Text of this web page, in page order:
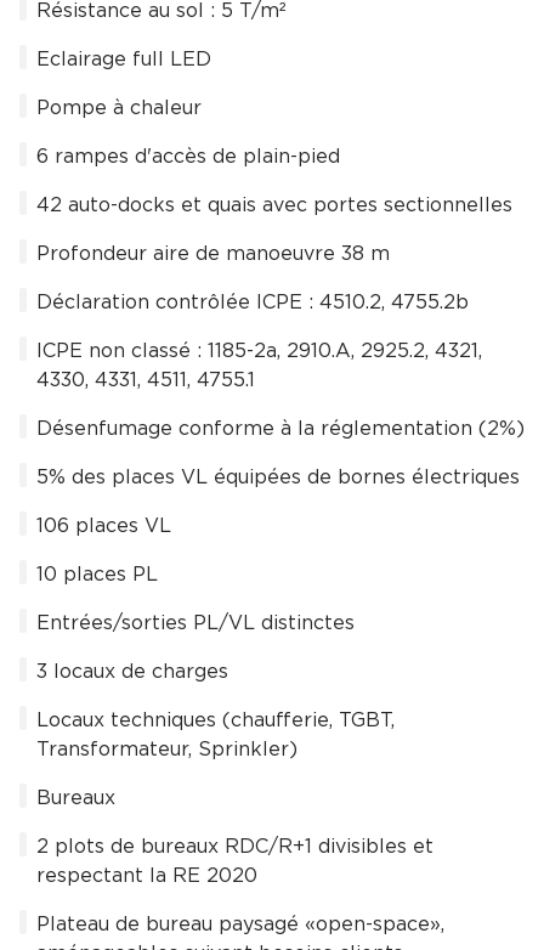
Résistance au sol : 5 T/m²
Eclairage full LED
Pompe à chaleur
6 rampes d'accès de plain-pied
42 auto-docks et quais avec portes sectionnelles
Profondeur aire de manoeuvre 38 m
Déclaration contrôlée ICPE : 4510.2, 4755.2b
ICPE non classé : 1185-2a, 2910.A, 2925.2, 4321,
4330, 4331, 4511, 4755.1
Désenfumage conforme à la réglementation (2%)
5% des places VL équipées de bornes électriques
106 places VL
10 places PL
Entrées/sorties PL/VL distinctes
3 locaux de charges
Locaux techniques (chaufferie, TGBT,
Transformateur, Sprinkler)
Bureaux
2 plots de bureaux RDC/R+1 divisibles et
respectant la RE 2020
Plateau de bureau paysagé «open-space»,